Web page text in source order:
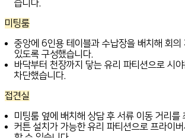
습니다.
미팅룸
중앙에 6인용 테이블과 수납장을 배치해 회의
있도록 구성했습니다.
바닥부터 천장까지 닿는 유리 파티션으로 시
차단했습니다.
접견실
미팅룸 옆에 배치해 상담 후 서류 이동 거리를
커튼 설치가 가능한 유리 파티션으로 프라이